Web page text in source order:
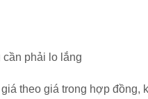
phải lo lắng
theo giá trong hợp đồng,